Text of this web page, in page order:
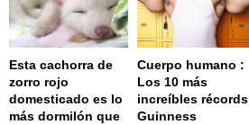
Esta cachorra de
zorro rojo
domesticado es lo
más dormilón que
Cuerpo humano :
Los 10 más
increíbles récords
Guinness